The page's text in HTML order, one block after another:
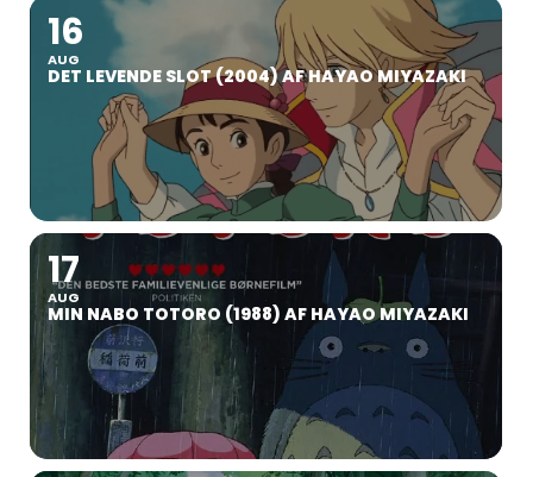
16
AUG
DET LEVENDE SLOT (2004) AF HAYAO MIYAZAKI
17
AUG
MIN NABO TOTORO (1988) AF HAYAO MIYAZAKI